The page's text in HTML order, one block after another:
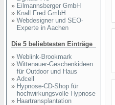
» Eilmannsberger GmbH
» Knall Fred GmbH
» Webdesigner und SEO-
Experte in Aachen
Die 5 beliebtesten Einträge
» Weblink-Brookmark
» Wittenauer-Geschenkideen
für Outdoor und Haus
» Adcell
» Hypnose-CD-Shop für
hochwirkungsvolle Hypnose
» Haartransplantation